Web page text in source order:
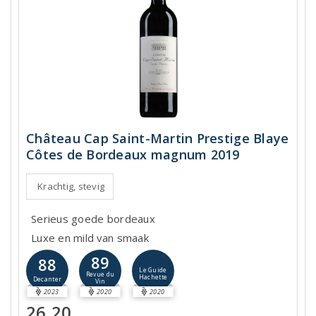
Château Cap Saint-Martin Prestige Blaye
Côtes de Bordeaux magnum 2019
Krachtig, stevig
Serieus goede bordeaux
Luxe en mild van smaak
88
Decanter
2023
89
Revue du
Vin
2020
Le Guide
Hachette
2020